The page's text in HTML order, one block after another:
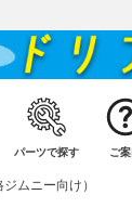
パーツで探す ご
ムニー向け）